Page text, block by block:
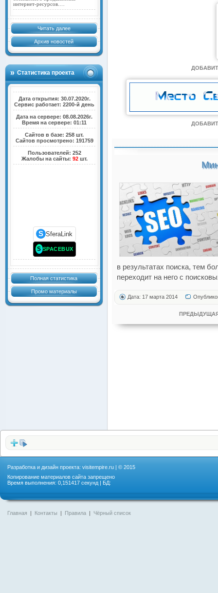
интернет-ресурсов.…
Читать далее
Архив новостей
Статистика проекта
Дата открытия: 30.07.2020г.
Сервис работает: 2200-й день
Дата на сервере: 08.08.2026г.
Время на сервере: 01:11
Сайтов в базе: 258 шт.
Сайтов просмотрено: 191759
Пользователей: 252
Жалобы на сайты: 92шт.
S SferaLink
S SPACEBUX
Полная статистика
Промо материалы
в результатах поиска, тем
переходит на него с
Дата: 17 марта 2014
Разработка и дизайн проекта: visitempire.ru | © 2015
Копирование материалов сайта запрещено
Время выполнения: 0,151417 секунд | БД:
Главная | Контакты | Правила | Чёрный список